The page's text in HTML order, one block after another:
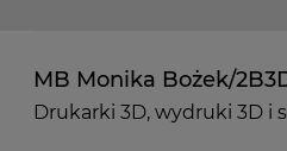
MB Monika Bożek/
Drukarki 3D, wydruki 3D i